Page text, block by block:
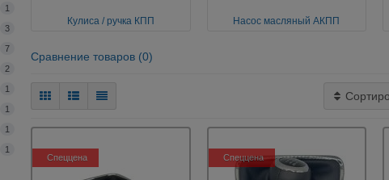
1
3
7
2
1
1
1
1
Кулиса / ручка КПП Насос масляный АКПП
Сравнение товаров (0)
Спеццена Спеццена